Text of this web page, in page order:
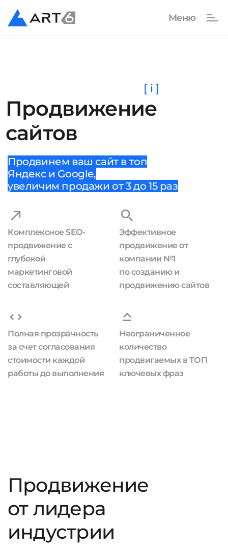
Продвижение
сайтов
[ i ]
Продвинем ваш сайт в топ
Яндекс и Google,
увеличим продажи от 3 до 15 раз
Комплексное SEO-
продвижение с
глубокой
маркетинговой
составляющей
Эффективное
продвижение от
компании №1
по созданию и
продвижению сайтов
Полная прозрачность
за счет согласования
стоимости каждой
работы до выполнения
Неограниченное
количество
продвигаемых в ТОП
ключевых фраз
Продвижение
от лидера
индустрии